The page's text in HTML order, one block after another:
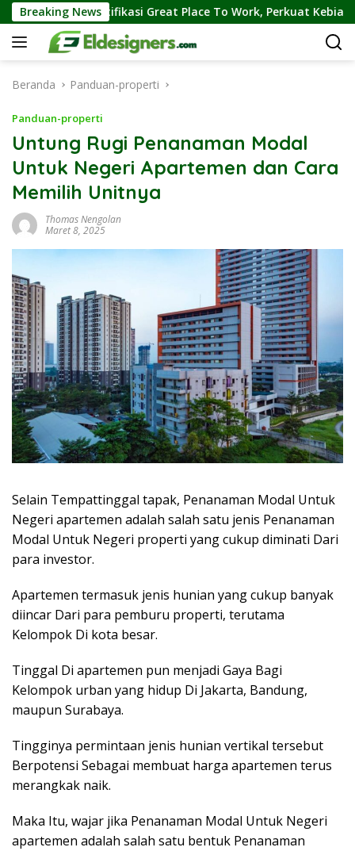
Langsung
ke
konten
Breaking News
Great Place To Work, Perkuat Kebiasaan Global
Beranda Panduan-properti
Panduan-properti
Untung Rugi Penanaman Modal
Untuk Negeri Apartemen dan Cara
Memilih Unitnya
Thomas Nengolan
Maret 8, 2025
Selain Tempattinggal tapak, Penanaman Modal Untuk
Negeri apartemen adalah salah satu jenis Penanaman
Modal Untuk Negeri properti yang cukup diminati Dari
para investor.
Apartemen termasuk jenis hunian yang cukup banyak
diincar Dari para pemburu properti, terutama
Kelompok Di kota besar.
Tinggal Di apartemen pun menjadi Gaya Bagi
Kelompok urban yang hidup Di Jakarta, Bandung,
maupun Surabaya.
Tingginya permintaan jenis hunian vertikal tersebut
Berpotensi Sebagai membuat harga apartemen terus
merangkak naik.
Maka Itu, wajar jika Penanaman Modal Untuk Negeri
apartemen adalah salah satu bentuk Penanaman